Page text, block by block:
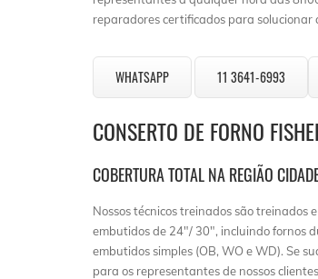
reparadores certificados para
WHATSAPP 11 3641-6993
CONSERTO DE FORNO
COBERTURA TOTAL NA REGIÃO
Nossos técnicos treinados são treinados
embutidos de 24″/ 30″, incluindo fornos
embutidos simples (OB, WO e WD). Se
para os representantes de nossos